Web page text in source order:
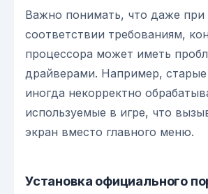
Важно понимать, что даже
соответствии требованиям,
процессора может иметь
драйверами. Например,
иногда некорректно
используемые в игре, что
экран вместо главного меню.
Установка официального